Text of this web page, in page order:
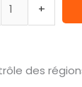
+
des